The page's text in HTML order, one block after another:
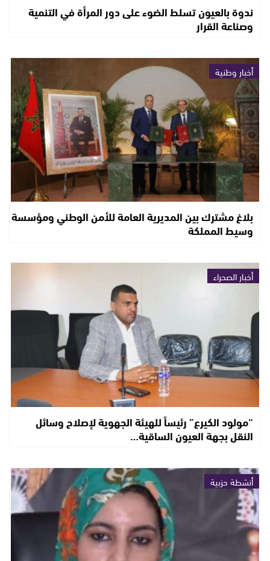
ندوة بالعيون تسلط الضوء على دور المرأة في التنمية
وصناعة القرار
أخبار وطنية
بلاغ مشترك بين المديرية العامة للأمن الوطني ومؤسسة
وسيط المملكة
أخبار الصحراء
“مولود الكيرع” رئيساً للهيئة الجهوية لإصلاح وسائل
النقل بجهة العيون الساقية…
أنشطة حزبية